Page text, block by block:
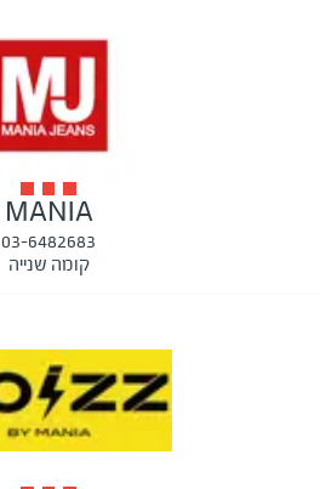
MANIA
03-6482683
קומה שנייה